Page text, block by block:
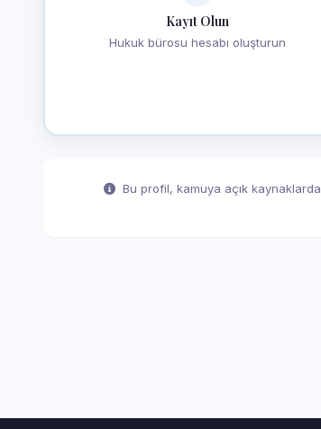
Kayıt Olun
Hukuk bürosu hesabı oluşturun
Bu profil, kamuya açık